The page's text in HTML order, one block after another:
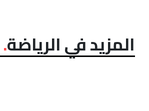
المزيد في الرياضة